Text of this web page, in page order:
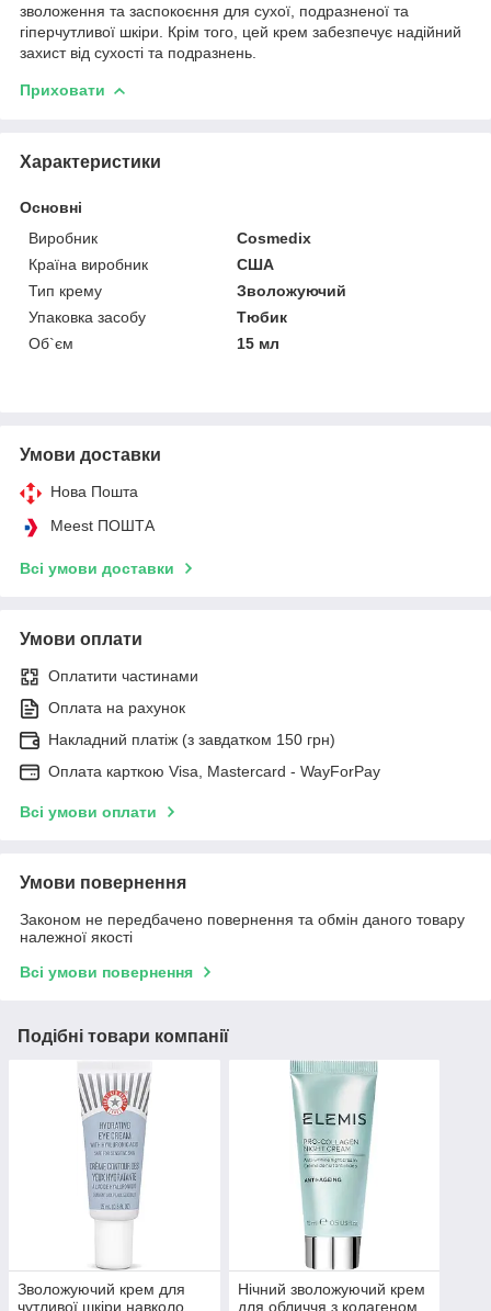
зволоження та заспокоєння для сухої, подразненої та
гіперчутливої шкіри. Крім того, цей крем забезпечує надійний
захист від сухості та подразнень.
Приховати
Характеристики
Основні
Виробник
Cosmedix
Країна виробник
США
Тип крему
Зволожуючий
Упаковка засобу
Тюбик
Об`єм
15 мл
Умови доставки
Нова Пошта
Meest ПОШТА
Всі умови доставки
Умови оплати
Оплатити частинами
Оплата на рахунок
Накладний платіж (з завдатком 150 грн)
Оплата карткою Visa, Mastercard - WayForPay
Всі умови оплати
Умови повернення
Законом не передбачено повернення та обмін даного товару
належної якості
Всі умови повернення
Подібні товари компанії
Зволожуючий крем для
чутливої шкіри навколо
Нічний зволожуючий крем
для обличчя з колагеном